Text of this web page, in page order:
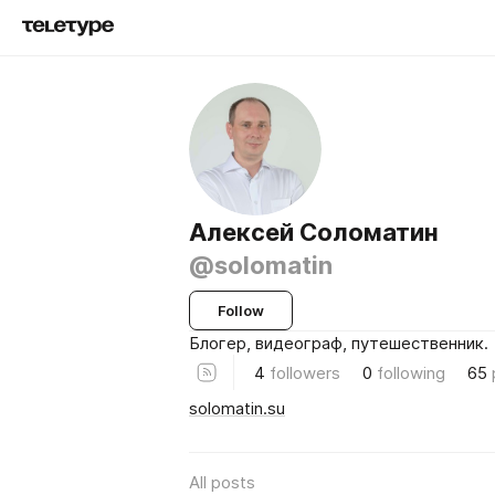
Алексей Соломатин
@solomatin
Follow
Блогер, видеограф, путешественник.
4 followers 0 following 65
solomatin.su
All posts